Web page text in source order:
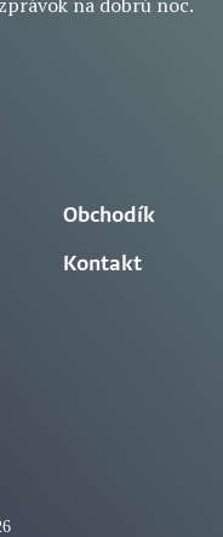
Obchodík
Kontakt